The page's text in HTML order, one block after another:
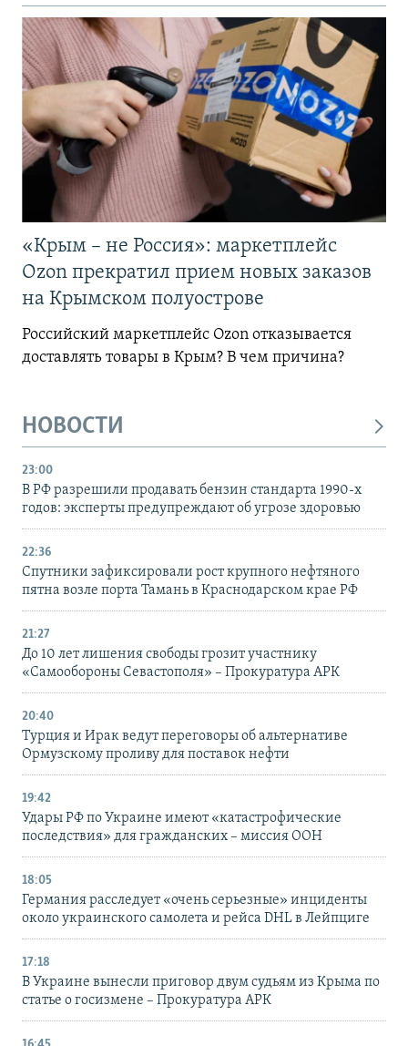
«Крым – не Россия»: маркетплейс
Ozon прекратил прием новых заказов
на Крымском полуострове
Российский маркетплейс Ozon отказывается
доставлять товары в Крым? В чем причина?
НОВОСТИ
23:00
В РФ разрешили продавать бензин стандарта 1990-х
годов: эксперты предупреждают об угрозе здоровью
22:36
Спутники зафиксировали рост крупного нефтяного
пятна возле порта Тамань в Краснодарском крае РФ
21:27
До 10 лет лишения свободы грозит участнику
«Самообороны Севастополя» – Прокуратура АРК
20:40
Турция и Ирак ведут переговоры об альтернативе
Ормузскому проливу для поставок нефти
19:42
Удары РФ по Украине имеют «катастрофические
последствия» для гражданских – миссия ООН
18:05
Германия расследует «очень серьезные» инциденты
около украинского самолета и рейса DHL в Лейпциге
17:18
В Украине вынесли приговор двум судьям из Крыма по
статье о госизмене – Прокуратура АРК